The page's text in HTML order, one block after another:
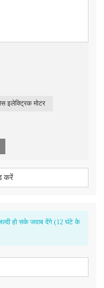
इलेक्ट्रिक मोटर
करें
हो सके जवाब देंगे (12 घंटे के